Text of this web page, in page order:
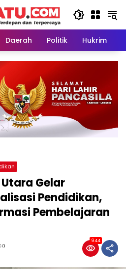
Daerah Politik Hukrim
Gelar
Pendidikan,
Pembelajaran
944